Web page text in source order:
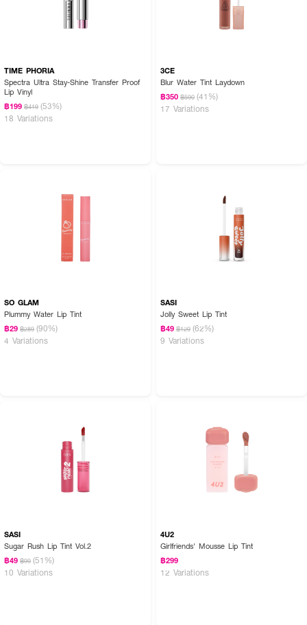
TIME PHORIA
Spectra Ultra Stay-Shine Transfer Proof
Lip Vinyl
฿199 ฿419 (53%)
18 Variations
3CE
Blur Water Tint Laydown
฿350 ฿590 (41%)
17 Variations
SO GLAM
Plummy Water Lip Tint
฿29 ฿289 (90%)
4 Variations
SASI
Jolly Sweet Lip Tint
฿49 ฿129 (62%)
9 Variations
SASI
Sugar Rush Lip Tint Vol.2
฿49 ฿99 (51%)
10 Variations
4U2
Girlfriends' Mousse Lip Tint
฿299
12 Variations